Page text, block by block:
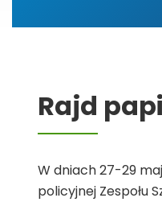
Rajd
W dniach 27-29
policyjnej Zespołu